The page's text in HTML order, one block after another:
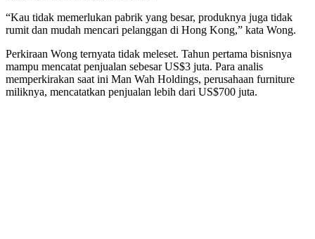
“Kau tidak memerlukan pabrik yang besar, produknya juga tidak
rumit dan mudah mencari pelanggan di Hong Kong,” kata Wong.
Perkiraan Wong ternyata tidak meleset. Tahun pertama bisnisnya
mampu mencatat penjualan sebesar US$3 juta. Para analis
memperkirakan saat ini Man Wah Holdings, perusahaan furniture
miliknya, mencatatkan penjualan lebih dari US$700 juta.